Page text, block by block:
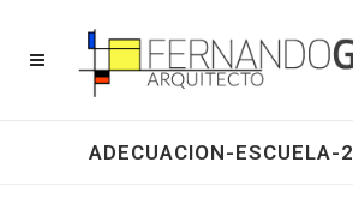
ADECUACION-ESCUELA-2